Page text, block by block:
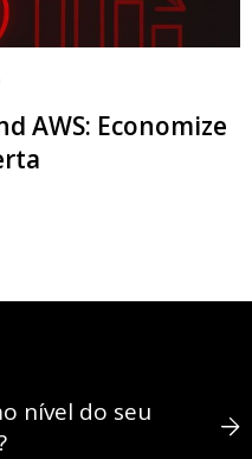
AWS: Economize
nível do seu